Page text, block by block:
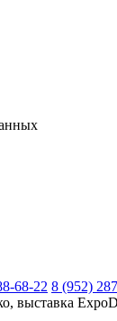
68-22 8 (952)
выставка